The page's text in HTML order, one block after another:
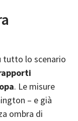
tutto lo scenario
. Le misure
– e già
ombra di